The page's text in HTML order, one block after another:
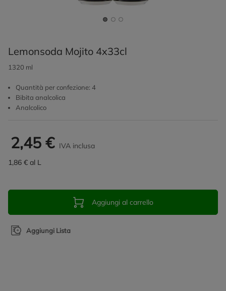
Lemonsoda Mojito 4x33cl
1320 ml
Quantità per confezione: 4
Bibita analcolica
Analcolico
2,45 € IVA inclusa
1,86 € al L
Aggiungi al carrello
Aggiungi Lista